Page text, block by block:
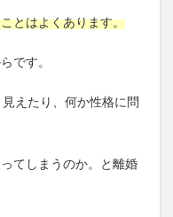
とはよくあります。
です。
えたり、何か性格に問
てしまうのか。と離婚